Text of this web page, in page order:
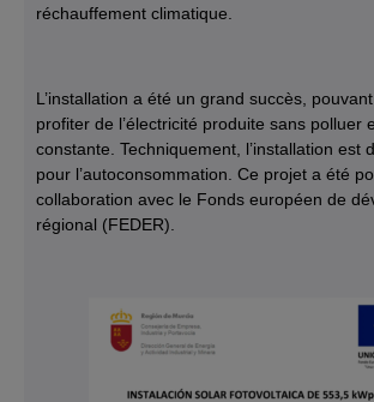
réchauffement climatique.
L’installation a été un grand succès,
profiter de l’électricité produite sans polluer
constante. Techniquement, l’installation est
pour l’autoconsommation. Ce projet a été
collaboration avec le Fonds européen de
régional (FEDER).